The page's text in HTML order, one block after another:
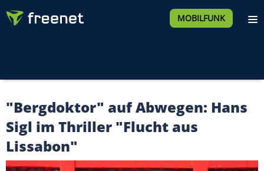
MOBILFUNK
"Bergdoktor" auf Abwegen: Hans
Sigl im Thriller "Flucht aus
Lissabon"